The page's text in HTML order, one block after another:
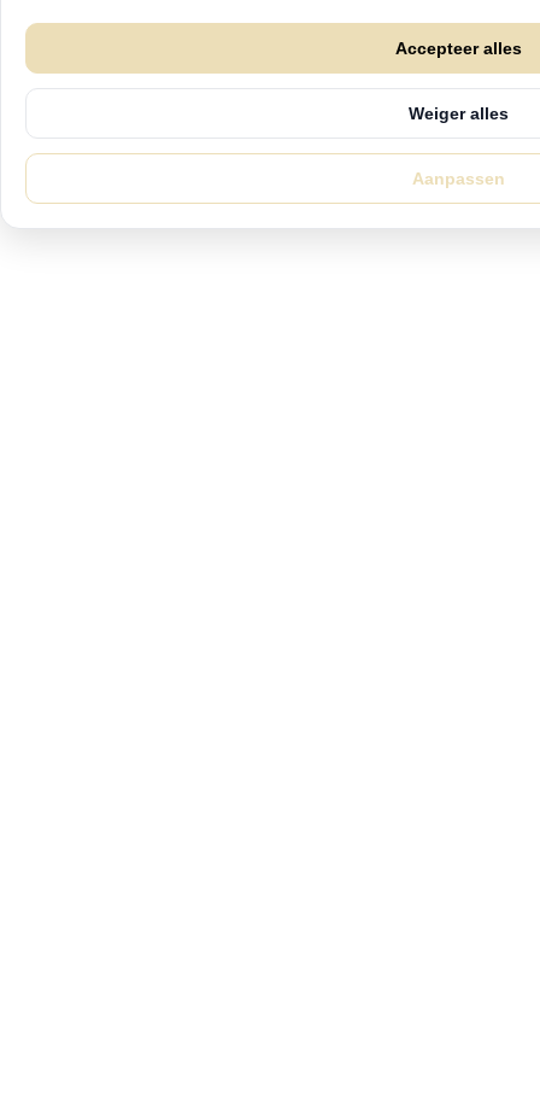
Accepteer alles
Weiger alles
Aanpassen